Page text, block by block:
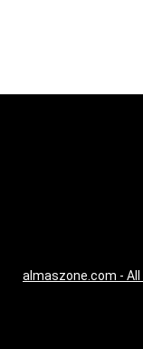
almaszone.com -